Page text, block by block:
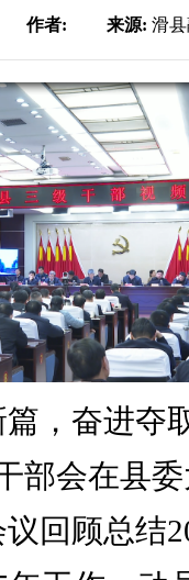
作者: 来源: 滑
，奋进夺
部会在县
回顾总结